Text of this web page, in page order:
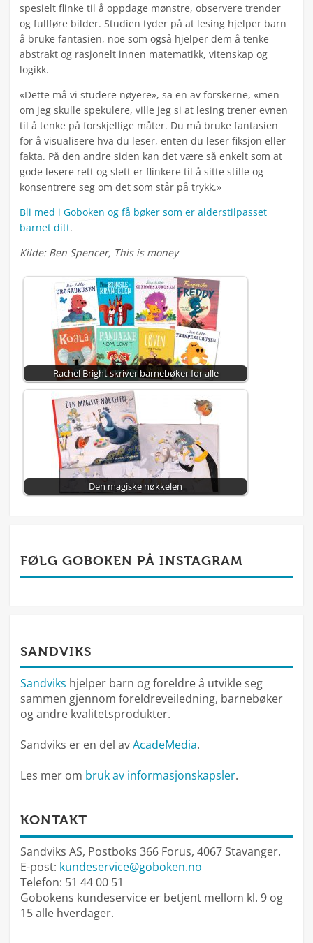
spesielt flinke til å oppdage mønstre, observere trender
og fullføre bilder. Studien tyder på at lesing hjelper barn
å bruke fantasien, noe som også hjelper dem å tenke
abstrakt og rasjonelt innen matematikk, vitenskap og
logikk.
«Dette må vi studere nøyere», sa en av forskerne, «men
om jeg skulle spekulere, ville jeg si at lesing trener evnen
til å tenke på forskjellige måter. Du må bruke fantasien
for å visualisere hva du leser, enten du leser fiksjon eller
fakta. På den andre siden kan det være så enkelt som at
gode lesere rett og slett er flinkere til å sitte stille og
konsentrere seg om det som står på trykk.»
Bli med i Goboken og få bøker som er alderstilpasset
barnet ditt.
Kilde: Ben Spencer, This is money
Rachel Bright skriver barnebøker for alle
Den magiske nøkkelen
FØLG GOBOKEN PÅ INSTAGRAM
SANDVIKS
Sandviks hjelper barn og foreldre å utvikle seg
sammen gjennom foreldreveiledning, barnebøker
og andre kvalitetsprodukter.
Sandviks er en del avAcadeMedia.
Les mer om bruk av informasjonskapsler.
KONTAKT
Sandviks AS, Postboks 366 Forus, 4067 Stavanger.
E-post: kundeservice@goboken.no
Telefon: 51 44 00 51
Gobokens kundeservice er betjent mellom kl. 9 og
15 alle hverdager.